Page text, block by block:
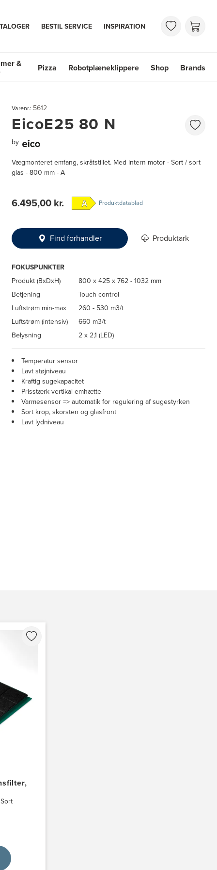
BESTIL SERVICE INSPIRATION
& Pizza Robotplæneklippere Shop Brands
Varenr.: 5612
EicoE25 80 N
by
Vægmonteret emfang, skråtstillet. Med intern motor - Sort / sort
glas - 800 mm - A
6.495,00 kr. Produktdatablad
Find forhandler Produktark
FOKUSPUNKTER
Produkt (BxDxH)
800 x 425 x 762 - 1032 mm
Betjening
Touch control
Luftstrøm min-max
260 - 530 m3/t
Luftstrøm (intensiv)
660 m3/t
Belysning
2 x 2,1 (LED)
Temperatur sensor
Lavt støjniveau
Kraftig sugekapacitet
Prisstærk vertikal emhætte
Varmesensor => automatik for regulering af sugestyrken
Sort krop, skorsten og glasfront
Lavt lydniveau